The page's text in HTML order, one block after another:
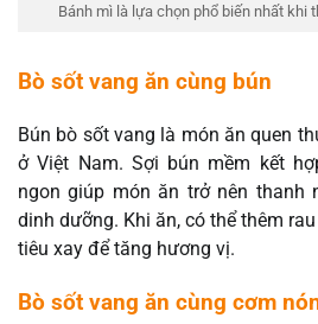
Bánh mì là lựa chọn phổ biến nhất khi
Bò sốt vang ăn cùng bún
Bún bò sốt vang là món ăn quen
ở Việt Nam. Sợi bún mềm kết
ngon giúp món ăn trở nên thanh
dinh dưỡng. Khi ăn, có thể thêm
tiêu xay để tăng hương vị.
Bò sốt vang ăn cùng cơm